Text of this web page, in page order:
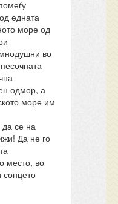
едната
море од
во
одмор, а
море им
да се на
Да не го
место, во
сонцето